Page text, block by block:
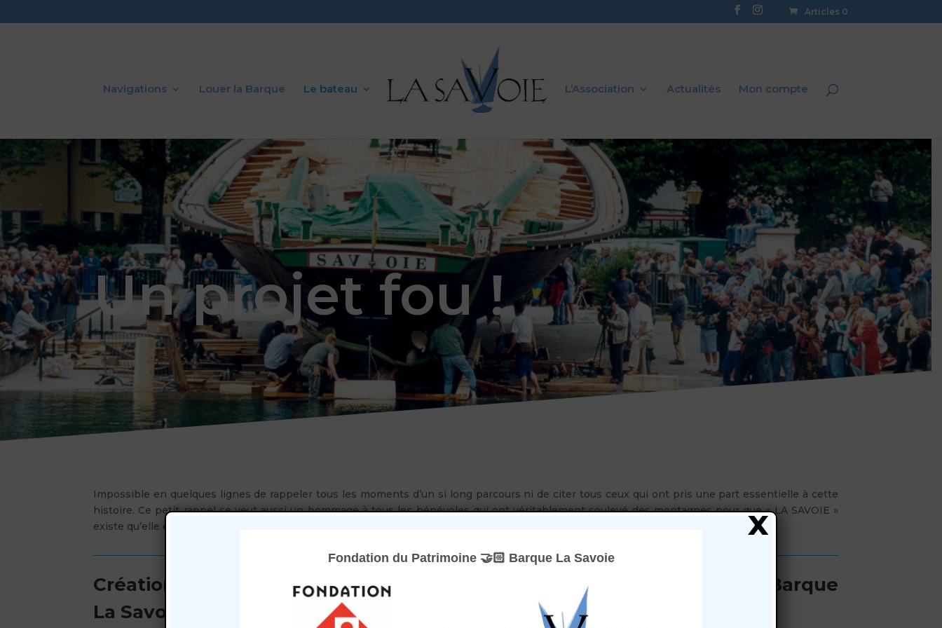
Articles 0
Navigations Louer la Barque Le bateau L’Association Actualités Mon compte
Un projet fou !
Impossible en quelques lignes de rappeler tous les moments d’un si long parcours ni de citer tous ceux qui ont pris une part essentielle à cette
histoire. Ce petit rappel se veut aussi un hommage à tous les bénévoles qui ont véritablement soulevé des montagnes pour que « LA SAVOIE »
existe qu’elle et devienne ce qu’elle est.
Création de l’association « Mémoire du Léman » et construction de la Barque
La Savoie
Fondation du Patrimoine 🤝🏻 Barque La Savoie
x